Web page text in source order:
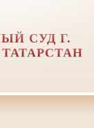
СУД Г.